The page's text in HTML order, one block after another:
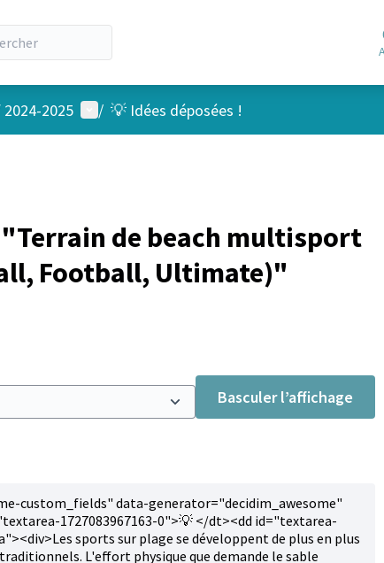
2025 Menu utilisateur
/ 💡 Idées déposées !
de beach multisport
Football, Ultimate)"
Basculer l’affichage
custom_fields" data-generator="decidim_awesome"
1727083967163-0">💡 </dt><dd id="textarea-
sports sur plage se développent de plus en plus
L'effort physique que demande le sable